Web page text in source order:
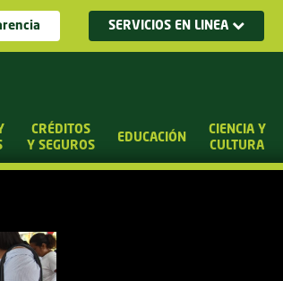
SERVICIOS EN LINEA
CRÉDITOS
Y SEGUROS
EDUCACIÓN
CIENCIA Y
CULTURA